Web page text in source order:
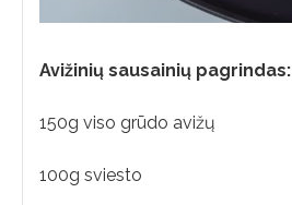
Avižinių sausainių pagrindas:
150g viso grūdo avižų
100g sviesto